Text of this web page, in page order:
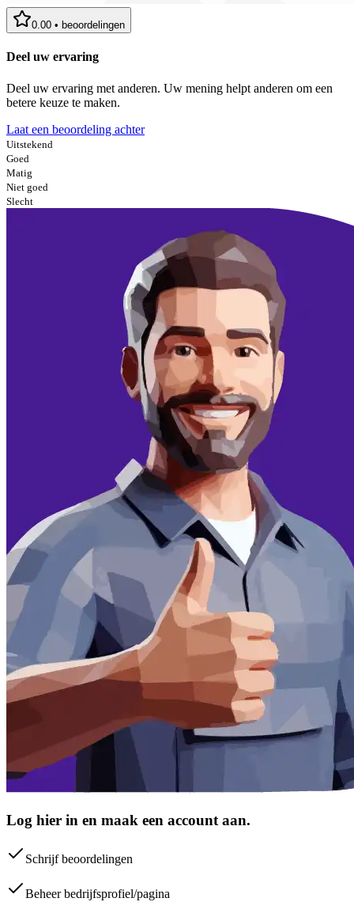
0.00 • beoordelingen
Deel uw ervaring
Deel uw ervaring met anderen. Uw mening helpt anderen om een
betere keuze te maken.
Laat een beoordeling achter
Uitstekend
Goed
Matig
Niet goed
Slecht
Log hier in en maak een account aan.
Schrijf beoordelingen
Beheer bedrijfsprofiel/pagina